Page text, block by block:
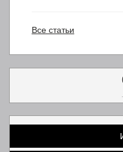
Все статьи